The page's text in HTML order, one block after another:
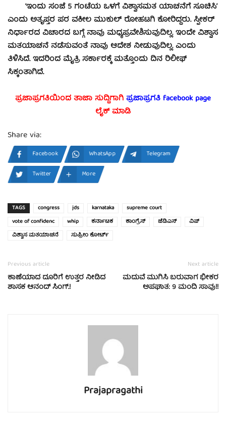
‘ಇಂದು ಸಂಜೆ 5 ಗಂಟೆಯ ಒಳಗೆ ವಿಶ್ವಾಸಮತ ಯಾಚನೆಗೆ ಸೂಚಿಸಿ’
ಎಂದು ಅತೃಪ್ತರ ಪರ ವಕೀಲ ಮುಕುಲ್ ರೋಹಟಗಿ ಕೋರಿದ್ದರು. ಸ್ಪೀಕರ್
ನಿರ್ಧಾರದ ವಿಚಾರದ ಬಗ್ಗೆ ನಾವು ಮಧ್ಯಪ್ರವೇಶಿಸುವುದಿಲ್ಲ. ಇಂದೇ ವಿಶ್ವಾಸ
ಮತಯಾಚನೆ ನಡೆಸುವಂತೆ ನಾವು ಆದೇಶ ನೀಡುವುದಿಲ್ಲ. ಎಂದು
ತಿಳಿಸಿದೆ. ಇದರಿಂದ ಮೈತ್ರಿ ಸರ್ಕಾರಕ್ಕೆ ಮತ್ತೊಂದು ದಿನ ರಿಲೀಫ್​
ಸಿಕ್ಕಂತಾಗಿದೆ.
ಪ್ರಜಾಪ್ರಗತಿಯಿಂದ ತಾಜಾ ಸುದ್ದಿಗಾಗಿಪ್ರಜಾಪ್ರಗತಿ facebookpage
ಲೈಕ್ ಮಾಡಿ
Share via:
Facebook WhatsApp
Telegram
Twitter
More
TAGS congress jds karnataka
supreme court
vote of confidenc
whip ಕರ್ನಾಟಕ ಕಾಂಗ್ರೆಸ್ ಜೆಡಿಎಸ್
ವಿಪ್
ವಿಶ್ವಾಸ ಮತಯಾಚನೆ
ಸುಪ್ರೀಂ ಕೋರ್ಟ್
Previous article
ಕಾಣೆಯಾದ ದೂರಿಗೆ ಉತ್ತರ ನೀಡಿದ
ಶಾಸಕ ಆನಂದ್ ಸಿಂಗ್.!
Next article
ಮದುವೆ ಮುಗಿಸಿ ಬರುವಾಗ ಭೀಕರ
ಅಪಘಾತ: 9 ಮಂದಿ ಸಾವು!!
Prajapragathi